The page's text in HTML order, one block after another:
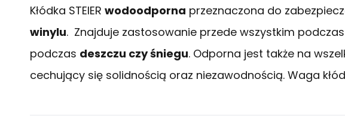
Kłódka STEIER wodoodporna przeznaczona do
winylu. Znajduje zastosowanie przede wszystkim
podczas deszczu czy śniegu. Odporna jest także na
cechujący się solidnością oraz niezawodnością. Waga